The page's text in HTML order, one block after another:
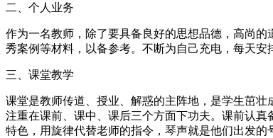
二、个人业务
作为一名教师，除了要具备良好的思想品德，高尚
秀案例等材料，以备参考。不断为自己充电，每天
三、课堂教学
课堂是教师传道、授业、解惑的主阵地，是学生茁
注重在课前、课中、课后三个方面下功夫。课前认
特色，用旋律代替老师的指令，琴声就是他们出发